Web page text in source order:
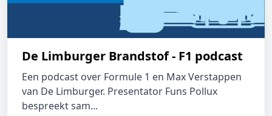
De Limburger Brandstof - F1 podcast
Een podcast over Formule 1 en Max Verstappen
van De Limburger. Presentator Funs Pollux
bespreekt sam...